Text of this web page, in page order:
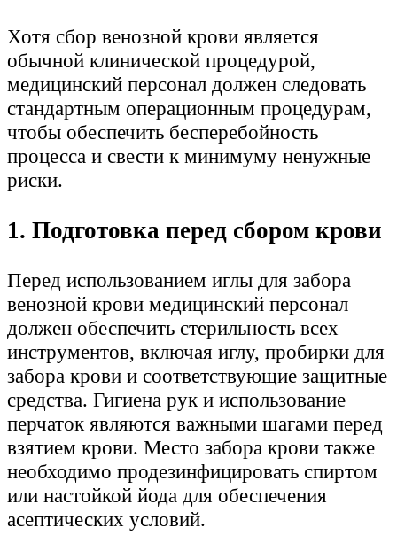
Хотя сбор венозной крови является
обычной клинической процедурой,
медицинский персонал должен следовать
стандартным операционным процедурам,
чтобы обеспечить бесперебойность
процесса и свести к минимуму ненужные
риски.
1. Подготовка перед сбором крови
Перед использованием иглы для забора
венозной крови медицинский персонал
должен обеспечить стерильность всех
инструментов, включая иглу, пробирки для
забора крови и соответствующие защитные
средства. Гигиена рук и использование
перчаток являются важными шагами перед
взятием крови. Место забора крови также
необходимо продезинфицировать спиртом
или настойкой йода для обеспечения
асептических условий.